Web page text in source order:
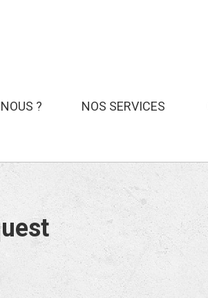
Numelec Security
? NOS SERVICES
Intrusion
Incendie
Vidéosurveillance
Contrôle d'Accès
Parlophonie
Chauffage
Électrique